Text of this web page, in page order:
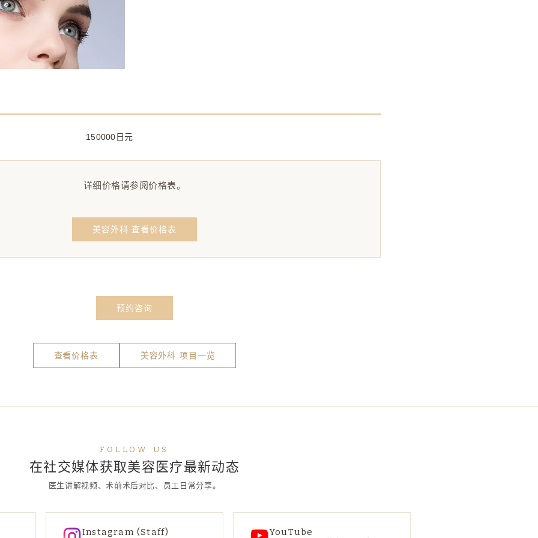
150000日元
详细价格请参阅价格表。
美容外科 查看价格表
预约咨询
查看价格表 美容外科 项目一览
FOLLOW US
在社交媒体获取美容医疗最新动态
医生讲解视频、术前术后对比、员工日常分享。
Instagram (Staff) YouTube